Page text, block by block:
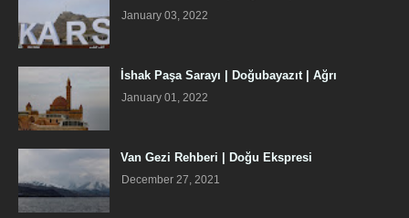
January 03, 2022
İshak Paşa Sarayı | Doğubayazıt | Ağrı
January 01, 2022
Van Gezi Rehberi | Doğu Ekspresi
December 27, 2021